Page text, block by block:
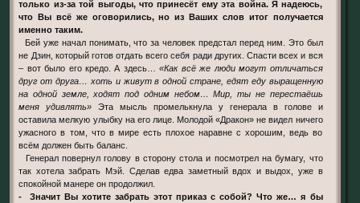
только из-за той выгоды, что принесёт ему эта война. Я надеюсь,
что Вы всё же оговорились, но из Ваших слов итог получается
именно таким.
Бей уже начал понимать, что за человек предстал перед ним. Это был
не Дзин, который готов отдать всего себя ради других. Спасти всех и вся
– вот было его кредо. А здесь…«Как всё же люди могут отличаться
друг от друга… хоть и живут в одной стране, едят еду выращенную
на одной земле, ходят под одним небом… Мир, ты не перестаёшь
меня удивлять» Эта мысль промелькнула у генерала в голове и
оставила мелкую улыбку на его лице. Молодой «Дракон» не видел ничего
ужасного в том, что в мире есть плохое наравне с хорошим, ведь во
всём должен быть баланс.
Генерал повернул голову в сторону стола и посмотрел на бумагу, что
так хотела забрать Мэй. Сделав едва заметный вдох и выдох, уже в
спокойной манере он продолжил.
- Значит Вы хотите забрать этот приказ с собой? Что же… я бы